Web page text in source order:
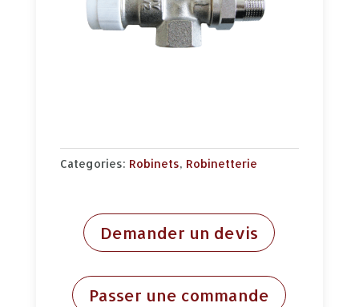
Categories: Robinets, Robinetterie
Demander un devis
Passer une commande